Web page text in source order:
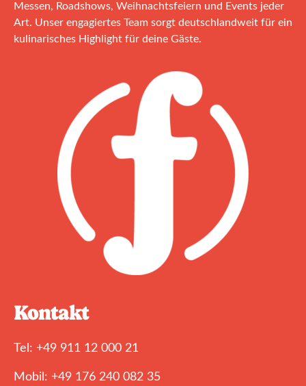
Messen, Roadshows, Weihnachtsfeiern und Events jeder
Art. Unser engagiertes Team sorgt deutschlandweit für ein
kulinarisches Highlight für deine Gäste.
Kontakt
Tel: +49 911 12 000 21
Mobil: +49 176 240 082 35